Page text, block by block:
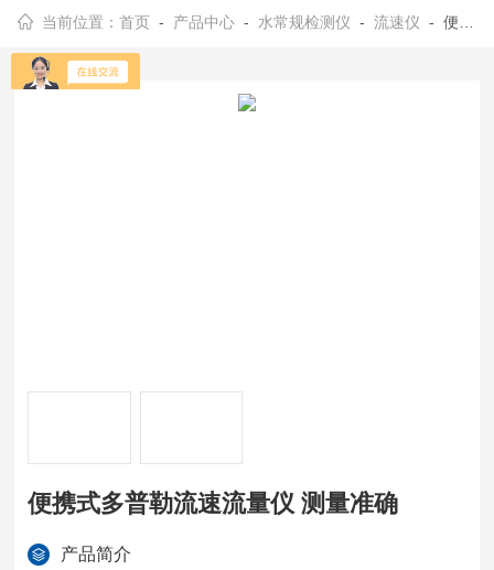
当前位置：首页 - 产品中心 - 水常规检测仪 -流速仪 - 便携式多普勒流速流量仪 测量准确
便携式多普勒流速流量仪 测量准确
产品简介